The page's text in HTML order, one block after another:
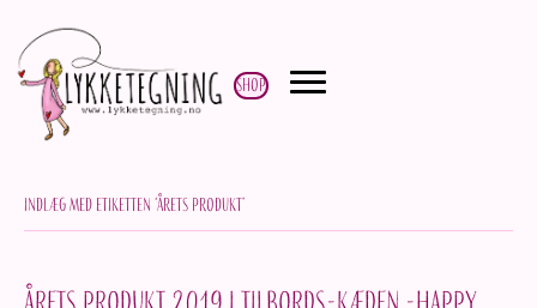
Shop
Indlæg med etiketten ‘årets produkt’